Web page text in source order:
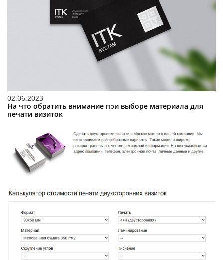
02.06.2023
На что обратить внимание при выборе материала для
печати визиток